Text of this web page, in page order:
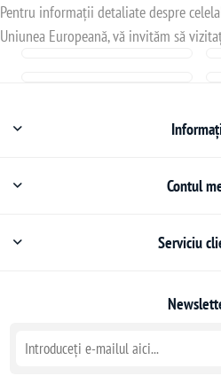
Pentru informații detaliate despre
Uniunea Europeană, vă invităm să
Contul
Serviciu